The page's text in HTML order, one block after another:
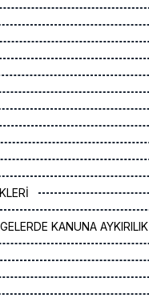
KANUNA AYKIRILIK